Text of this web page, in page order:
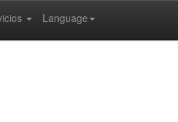
Language